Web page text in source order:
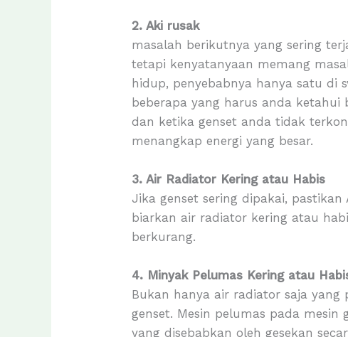
2. Aki rusak
masalah berikutnya yang sering
tetapi kenyatanyaan memang
hidup, penyebabnya hanya satu di
beberapa yang harus anda
dan ketika genset anda tidak
menangkap energi yang besar.
3. Air Radiator Kering atau Habis
Jika genset sering dipakai,
biarkan air radiator kering atau
berkurang.
4. Minyak Pelumas Kering atau
Bukan hanya air radiator saja
genset. Mesin pelumas pada
yang disebabkan oleh gesekan